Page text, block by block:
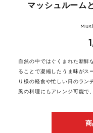
マッシュルーム
自然の中ではぐくまれた新鮮
ることで凝縮したうま味がス
り様の軽食や忙しい日のラン
風の料理にもアレンジ可能で